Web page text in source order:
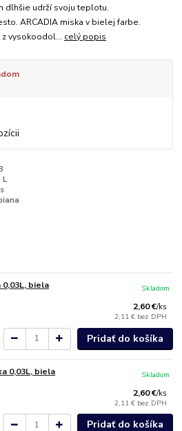
dlhšie udrží svoju teplotu.
ARCADIA miska v bielej farbe.
z vysokoodol... celý popis
L
0,03L, biela
2,60 €/ks
2,11 € bez DPH
Skladom
Pridať do košíka
0,03L, biela
2,60 €/ks
2,11 € bez DPH
Skladom
Pridať do košíka